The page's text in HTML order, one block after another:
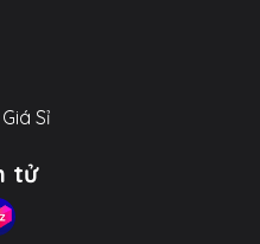
bảo khả năng truyền
Tương thích với hầu hết
dự phòng.
Sỉ
tử